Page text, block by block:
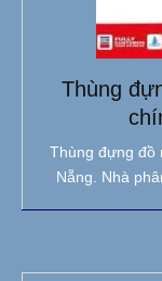
Thùng
Thùng đựng đồ
Nẵng. Nhà